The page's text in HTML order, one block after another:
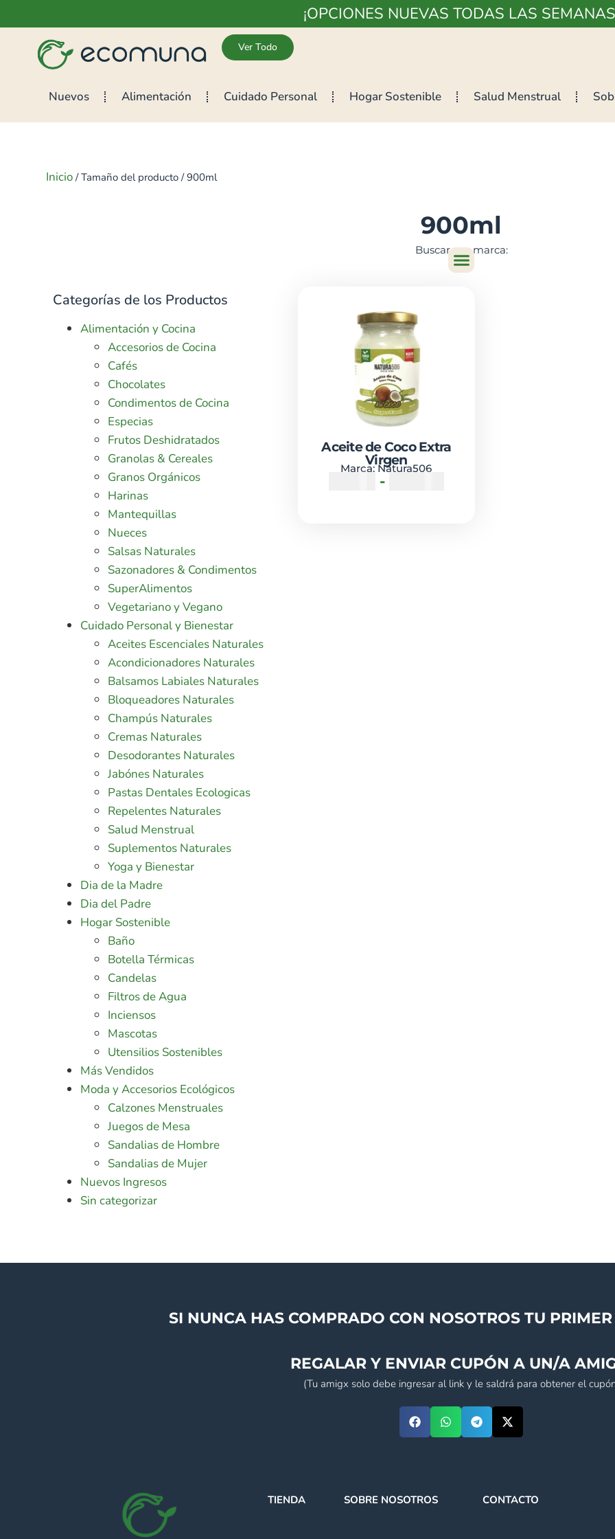
¡OPCIONES NUEVAS TODAS LAS
Ver Todo
Nuevos Alimentación Cuidado Personal Hogar Sostenible Salud Menstrual
Inicio / Tamaño del producto / 900ml
900ml
Buscar por marca:
Categorías de los Productos
Alimentación y Cocina
Accesorios de Cocina
Cafés
Chocolates
Condimentos de Cocina
Especias
Frutos Deshidratados
Granolas & Cereales
Granos Orgánicos
Harinas
Mantequillas
Nueces
Salsas Naturales
Sazonadores & Condimentos
SuperAlimentos
Vegetariano y Vegano
Cuidado Personal y Bienestar
Aceites Escenciales Naturales
Acondicionadores Naturales
Balsamos Labiales Naturales
Bloqueadores Naturales
Champús Naturales
Cremas Naturales
Desodorantes Naturales
Jabónes Naturales
Pastas Dentales Ecologicas
Repelentes Naturales
Salud Menstrual
Suplementos Naturales
Yoga y Bienestar
Dia de la Madre
Dia del Padre
Hogar Sostenible
Baño
Botella Térmicas
Candelas
Filtros de Agua
Inciensos
Mascotas
Utensilios Sostenibles
Más Vendidos
Moda y Accesorios Ecológicos
Calzones Menstruales
Juegos de Mesa
Sandalias de Hombre
Sandalias de Mujer
Nuevos Ingresos
Sin categorizar
Aceite de Coco Extra
Virgen
Marca:Natura506
-
SI NUNCA HAS COMPRADO CON NOSOTROS TU
REGALAR Y ENVIAR CUPÓN A UN/A
(Tu amigx solo debe ingresar al link y le saldrá para obtener el
TIENDA SOBRE NOSOTROS CONTACTO